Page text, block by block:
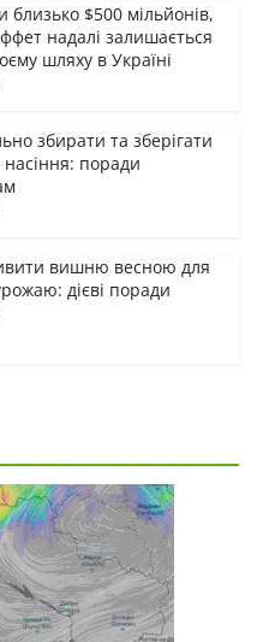
близько $500 мільйонів,
надалі залишається
шляху в Україні
збирати та зберігати
насіння: поради
вишню весною для
дієві поради